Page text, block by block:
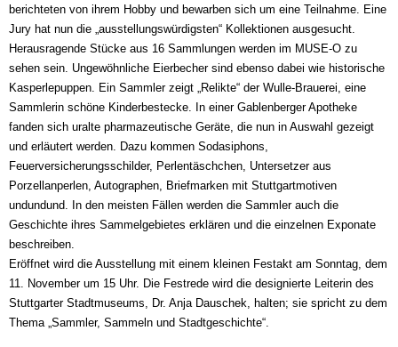
berichteten von ihrem Hobby und bewarben sich um eine Teilnahme. Eine
Jury hat nun die „ausstellungswürdigsten“ Kollektionen ausgesucht.
Herausragende Stücke aus 16 Sammlungen werden im MUSE-O zu
sehen sein. Ungewöhnliche Eierbecher sind ebenso dabei wie historische
Kasperlepuppen. Ein Sammler zeigt „Relikte“ der Wulle-Brauerei, eine
Sammlerin schöne Kinderbestecke. In einer Gablenberger Apotheke
fanden sich uralte pharmazeutische Geräte, die nun in Auswahl gezeigt
und erläutert werden. Dazu kommen Sodasiphons,
Feuerversicherungsschilder, Perlentäschchen, Untersetzer aus
Porzellanperlen, Autographen, Briefmarken mit Stuttgartmotiven
undundund. In den meisten Fällen werden die Sammler auch die
Geschichte ihres Sammelgebietes erklären und die einzelnen Exponate
beschreiben.
Eröffnet wird die Ausstellung mit einem kleinen Festakt am Sonntag, dem
11. November um 15 Uhr. Die Festrede wird die designierte Leiterin des
Stuttgarter Stadtmuseums, Dr. Anja Dauschek, halten; sie spricht zu dem
Thema „Sammler, Sammeln und Stadtgeschichte“.